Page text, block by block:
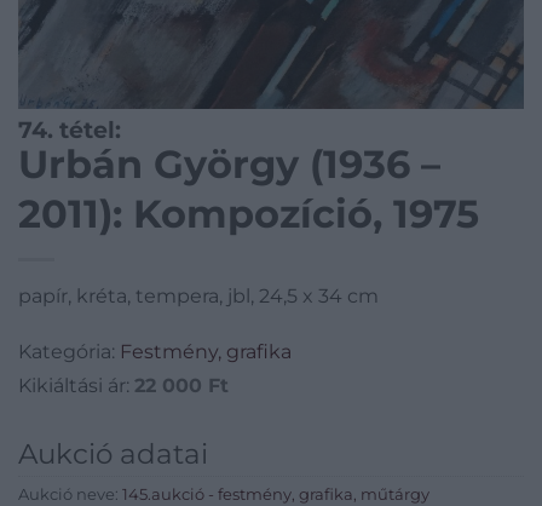
74. tétel:
Urbán György (1936 –
2011): Kompozíció, 1975
papír, kréta, tempera, jbl, 24,5 x 34 cm
Kategória: Festmény, grafika
Kikiáltási ár: 22 000 Ft
Aukció adatai
Aukció neve: 145.aukció - festmény, grafika, műtárgy